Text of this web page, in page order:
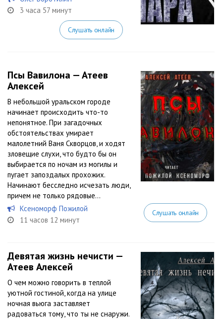
3 часа 57 минут
Слушать онлайн
Псы Вавилона — Атеев
Алексей
В небольшой уральском городе
начинает происходить что-то
непонятное. При загадочных
обстоятельствах умирает
малолетний Ваня Скворцов, и ходят
зловещие слухи, что будто бы он
выбирается по ночам из могилы и
пугает запоздалых прохожих.
Начинают бесследно исчезать люди,
причем не только рядовые...
Ксеноморф Пожилой
11 часов 12 минут
Слушать онлайн
Девятая жизнь нечисти —
Атеев Алексей
О чем можно говорить в теплой
уютной гостиной, когда на улице
ночная вьюга заставляет
радоваться тому, что ты не снаружи.